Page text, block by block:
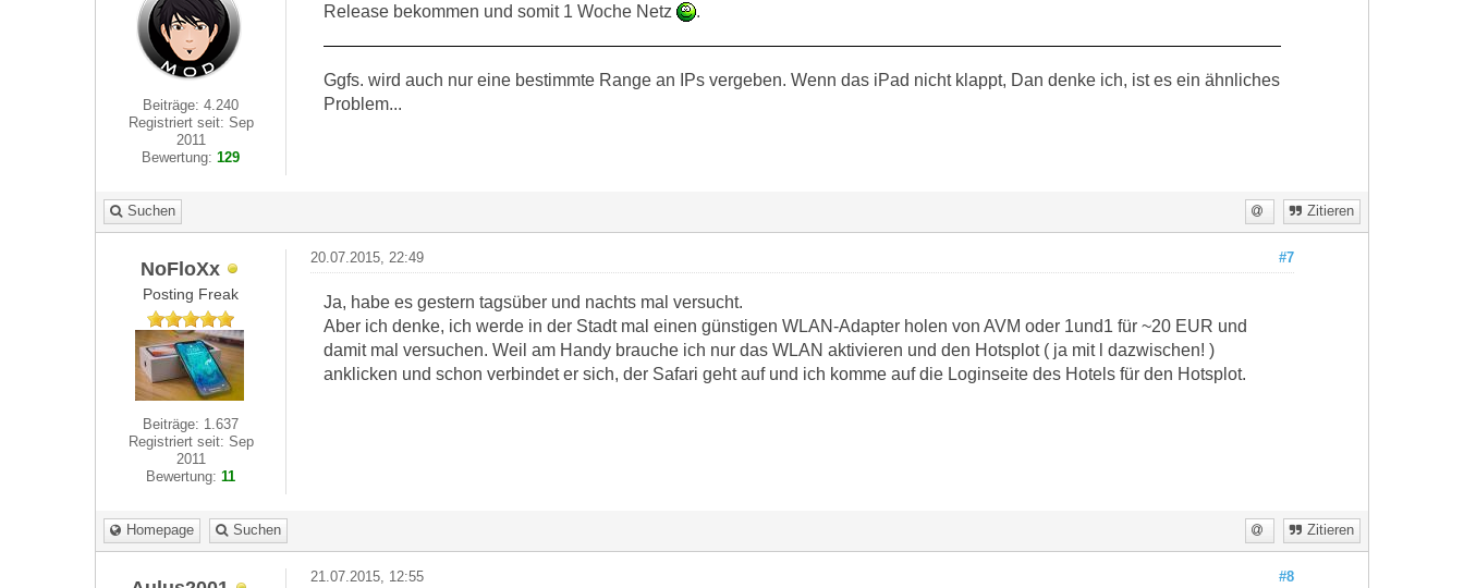
Beiträge: 4.240
Registriert seit: Sep
2011
Bewertung:129
Release bekommen und somit 1 Woche Netz
.
Ggfs. wird auch nur eine bestimmte Range an IPs vergeben. Wenn das iPad nicht klappt, Dan denke ich, ist es ein ähnliches
Problem...
Suchen Zitieren
NoFloXx
Posting Freak
Beiträge: 1.637
Registriert seit: Sep
2011
Bewertung:11
#7
20.07.2015, 22:49
Ja, habe es gestern tagsüber und nachts mal versucht.
Aber ich denke, ich werde in der Stadt mal einen günstigen WLAN-Adapter holen von AVM oder 1und1 für ~20 EUR und
damit mal versuchen. Weil am Handy brauche ich nur das WLAN aktivieren und den Hotsplot ( ja mit l dazwischen! )
anklicken und schon verbindet er sich, der Safari geht auf und ich komme auf die Loginseite des Hotels für den Hotsplot.
Homepage Suchen Zitieren
#8
21.07.2015, 12:55